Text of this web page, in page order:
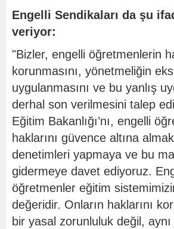
Engelli Sendikaları da şu
veriyor:
"Bizler, engelli öğretmenlerin
korunmasını, yönetmeliğin
uygulanmasını ve bu yanlış
derhal son verilmesini talep
Eğitim Bakanlığı’nı, engelli
haklarını güvence altına
denetimleri yapmaya ve bu
gidermeye davet ediyoruz.
öğretmenler eğitim
değeridir. Onların haklarını
bir yasal zorunluluk değil,